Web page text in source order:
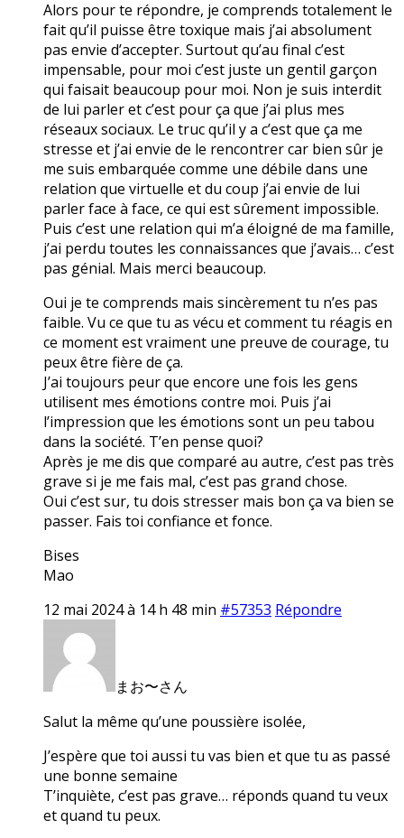
Alors pour te répondre, je comprends totalement le
fait qu’il puisse être toxique mais j’ai absolument
pas envie d’accepter. Surtout qu’au final c’est
impensable, pour moi c’est juste un gentil garçon
qui faisait beaucoup pour moi. Non je suis interdit
de lui parler et c’est pour ça que j’ai plus mes
réseaux sociaux. Le truc qu’il y a c’est que ça me
stresse et j’ai envie de le rencontrer car bien sûr je
me suis embarquée comme une débile dans une
relation que virtuelle et du coup j’ai envie de lui
parler face à face, ce qui est sûrement impossible.
Puis c’est une relation qui m’a éloigné de ma famille,
j’ai perdu toutes les connaissances que j’avais… c’est
pas génial. Mais merci beaucoup.
Oui je te comprends mais sincèrement tu n’es pas
faible. Vu ce que tu as vécu et comment tu réagis en
ce moment est vraiment une preuve de courage, tu
peux être fière de ça.
J’ai toujours peur que encore une fois les gens
utilisent mes émotions contre moi. Puis j’ai
l’impression que les émotions sont un peu tabou
dans la société. T’en pense quoi?
Après je me dis que comparé au autre, c’est pas très
grave si je me fais mal, c’est pas grand chose.
Oui c’est sur, tu dois stresser mais bon ça va bien se
passer. Fais toi confiance et fonce.
Bises
Mao
12 mai 2024 à 14 h 48 min #57353 Répondre
まお〜さん
Salut la même qu’une poussière isolée,
J’espère que toi aussi tu vas bien et que tu as passé
une bonne semaine
T’inquiète, c’est pas grave… réponds quand tu veux
et quand tu peux.